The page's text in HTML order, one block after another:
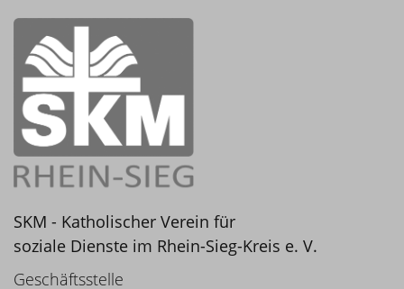
SKM - Katholischer Verein für
soziale Dienste im Rhein-Sieg-Kreis e. V.
Geschäftsstelle